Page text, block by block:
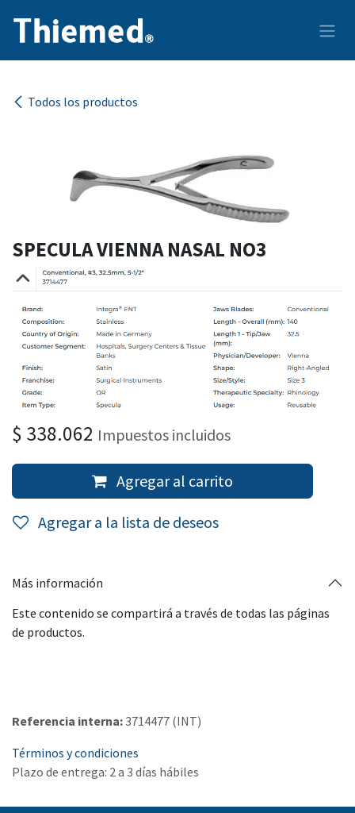
Todos los productos
SPECULA VIENNA NASAL NO3
$ 338.062 Impuestos incluidos
Agregar al carrito
Agregar a la lista de deseos
Más información
Este contenido se compartirá a través de todas las páginas
de productos.
Referencia interna:3714477 (INT)
Términos y condiciones
Plazo de entrega: 2 a 3 días hábiles